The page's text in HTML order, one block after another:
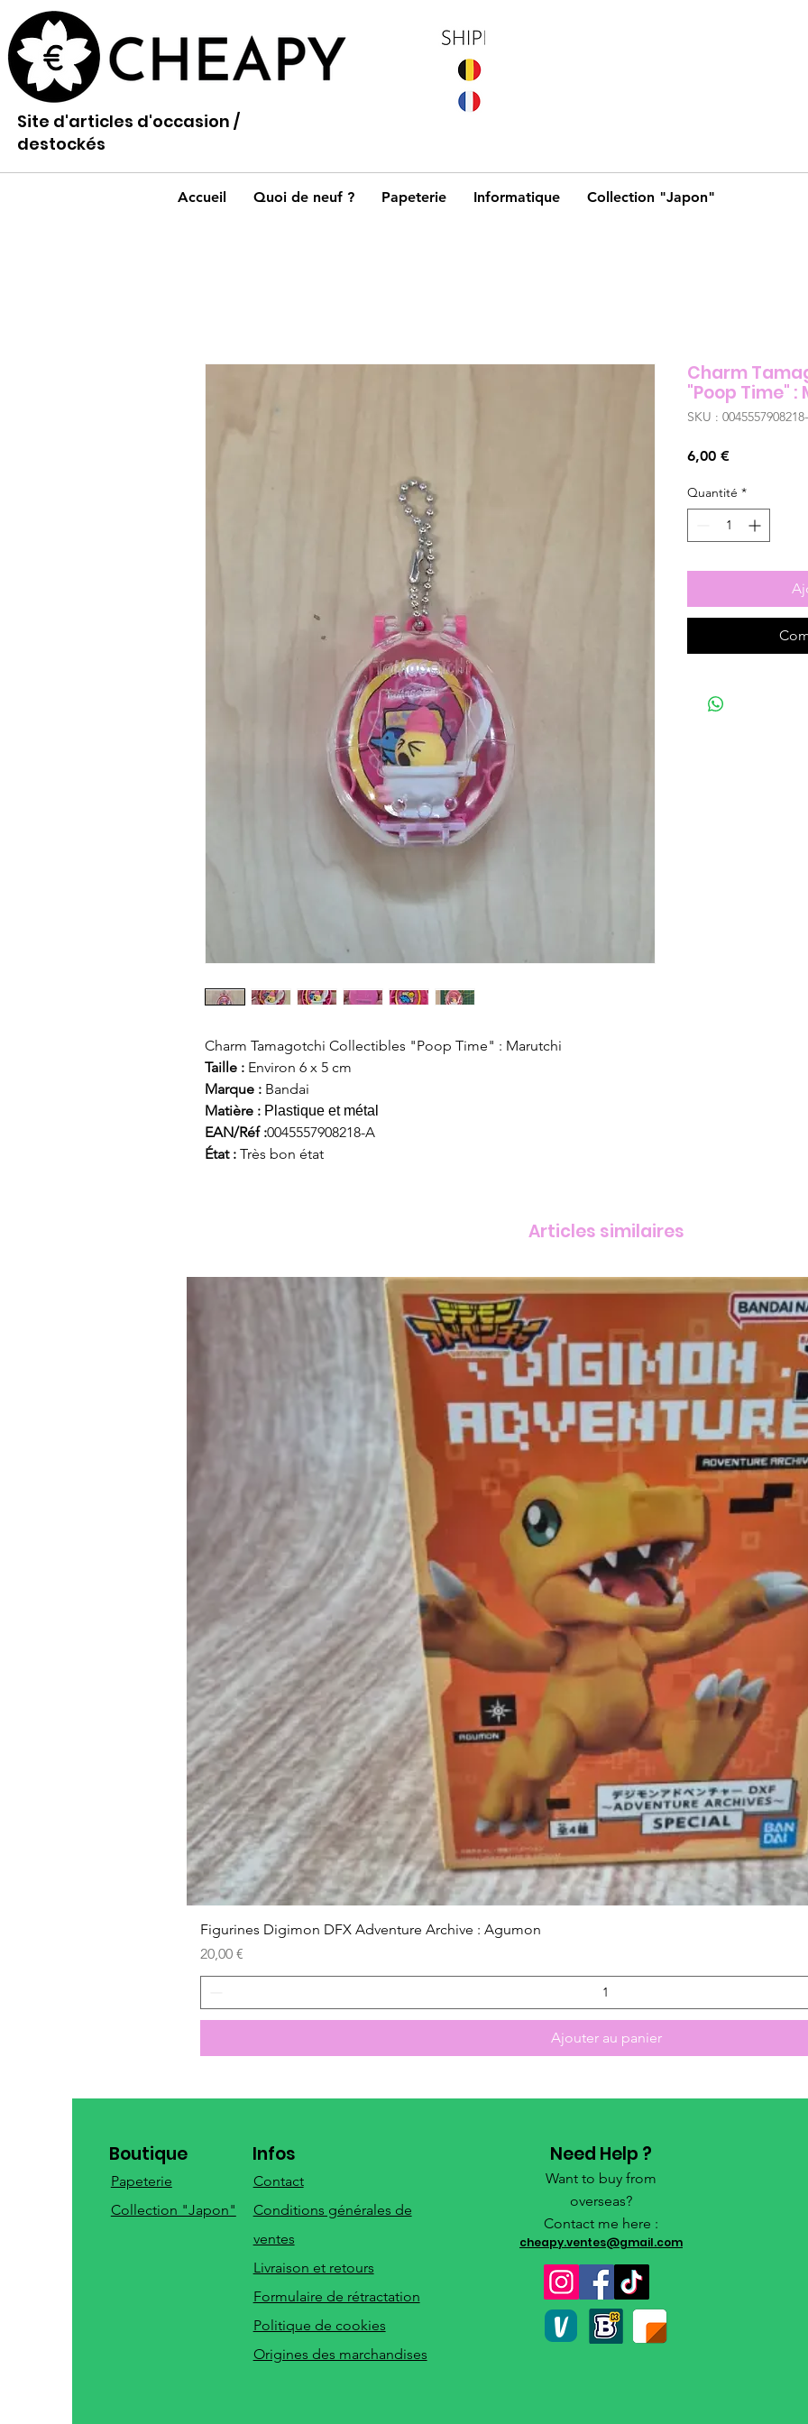
Site d'articles d'occasion /
destockés
Accueil Quoi de neuf ? Papeterie Informatique Collection "Japon"
Charm Tamagotchi Collectibles "Poop Time" : Marutchi
Taille : Environ 6 x 5 cm
Marque : Bandai
Matière : Plastique et métal
EAN/Réf :0045557908218-A
État : Très bon état
Charm
"Poop Time"
SKU :
6,00 €Prix
Quantité *
Articles similaires
Figurines Digimon DFX Adventure Archive : Agumon
Prix
20,00 €
Ajouter au panier
Boutique
Papeterie
Collection "Japon"
Contact
Conditions générales de
ventes
Livraison et retours
Formulaire de rétractation
Politique de cookies
Origines des marchandises
Need Help ?
Want to buy from
overseas?
Contact me here :
cheapy.ventes@gmail.com
Infos